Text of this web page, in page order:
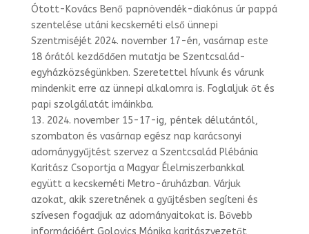
Ótott-Kovács Benő papnövendék-diakónus úr pappá
szentelése utáni kecskeméti első ünnepi
Szentmiséjét 2024. november 17-én, vasárnap este
18 órától kezdődően mutatja be Szentcsalád-
egyházközségünkben. Szeretettel hívunk és várunk
mindenkit erre az ünnepi alkalomra is. Foglaljuk őt és
papi szolgálatát imáinkba.
13. 2024. november 15-17-ig, péntek délutántól,
szombaton és vasárnap egész nap karácsonyi
adománygyűjtést szervez a Szentcsalád Plébánia
Karitász Csoportja a Magyar Élelmiszerbankkal
együtt a kecskeméti Metro-áruházban. Várjuk
azokat, akik szeretnének a gyűjtésben segíteni és
szívesen fogadjuk az adományaitokat is. Bővebb
információért Golovics Mónika karitászvezetőt